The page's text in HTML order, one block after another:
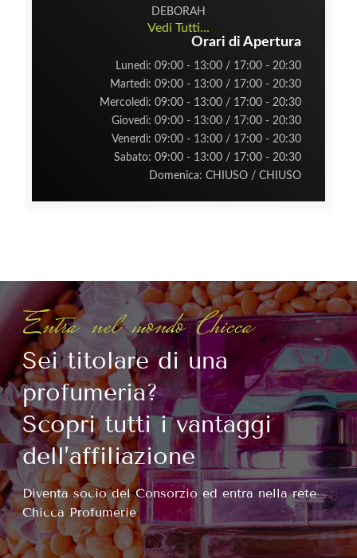
DEBORAH
Vedi Tutti...
Orari di Apertura
Lunedì: 09:00 - 13:00 / 17:00 - 20:30
Martedì: 09:00 - 13:00 / 17:00 - 20:30
Mercoledì: 09:00 - 13:00 / 17:00 - 20:30
Giovedì: 09:00 - 13:00 / 17:00 - 20:30
Venerdì: 09:00 - 13:00 / 17:00 - 20:30
Sabato: 09:00 - 13:00 / 17:00 - 20:30
Domenica: CHIUSO / CHIUSO
Entra nel mondo Chicca
Sei titolare di una
profumeria?
Scopri tutti i vantaggi
dell’affiliazione
Diventa socio del Consorzio ed entra nella rete
Chicca Profumerie